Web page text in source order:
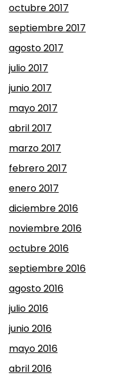
octubre 2017
septiembre 2017
agosto 2017
julio 2017
junio 2017
mayo 2017
abril 2017
marzo 2017
febrero 2017
enero 2017
diciembre 2016
noviembre 2016
octubre 2016
septiembre 2016
agosto 2016
julio 2016
junio 2016
mayo 2016
abril 2016